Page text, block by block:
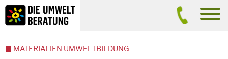
Inhalt
Suche
MATERIALIEN UMWELTBILDUNG